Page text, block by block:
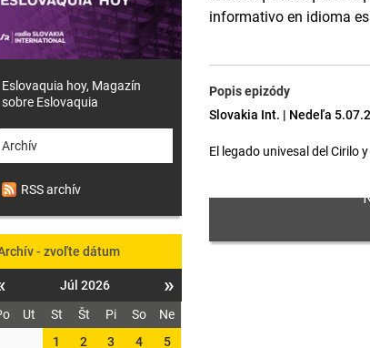
informativo en idioma
Popis epizódy
Slovakia Int. | Nedeľa
El legado univesal del Cirilo
Eslovaquia hoy, Magazín
sobre Eslovaquia
Archív
RSS archív
- zvoľte dátum
Júl 2026 »
Ut St Št Pi So
Ne
1
2 3 4
5